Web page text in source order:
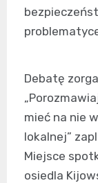
Debatę
mieć na nie
lokalnej”
Miejsce
osiedla